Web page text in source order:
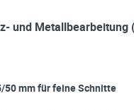
und Metallbearbeitung
50 mm für feine Schnitte